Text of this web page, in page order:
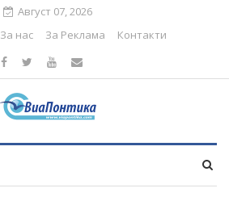
Август 07, 2026
За нас За Реклама Контакти